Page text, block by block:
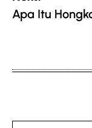
Apa Itu